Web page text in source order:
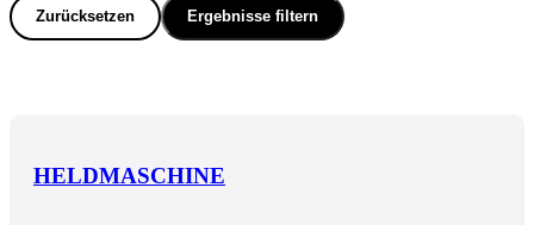
Zurücksetzen Ergebnisse filtern
HELDMASCHINE